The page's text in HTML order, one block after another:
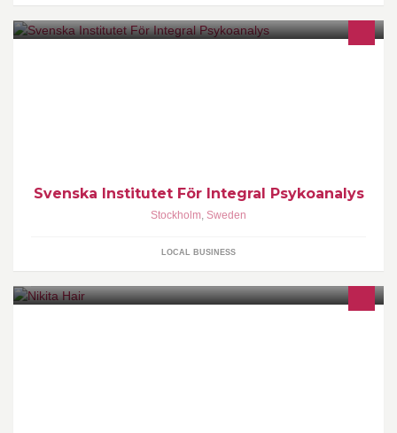
Svenska Institutet För Integral Psykoanalys
Stockholm, Sweden
LOCAL BUSINESS